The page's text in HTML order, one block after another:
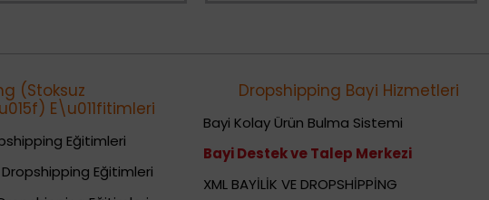
(Stoksuz
E\u011fitimleri
Eğitimleri
Eğitimleri
Dropshipping Bayi Hizmetleri
Bayi Kolay Ürün Bulma Sistemi
Bayi Destek ve Talep Merkezi
XML BAYİLİK VE DROPSHİPPİNG